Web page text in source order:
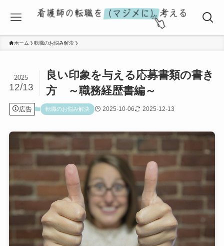
ホーム 転職のお悩み解決
良い印象を与える応募書類の書き
方 ～職務経歴書編～
2025
12/13
広告 転職のお悩み解決 2025-10-06 2025-12-13